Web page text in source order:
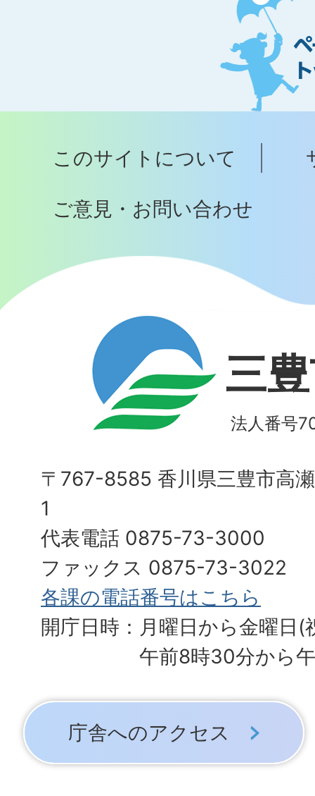
ー
ジ
ト
ッ
へ
このサイトについて
ご意見・お問い合わせ
三
法人番号
〒767-8585 香川県三豊市高
1
代表電話 0875-73-3000
ファックス 0875-73-3022
各課の電話番号はこちら
開庁日時：月曜日から金曜日(
午前8時30分から
庁舎へのアクセス